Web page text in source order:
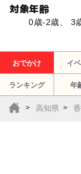
対象年齢
0歳-2歳、 3
おでかけ イ
ランキング 年
高知県